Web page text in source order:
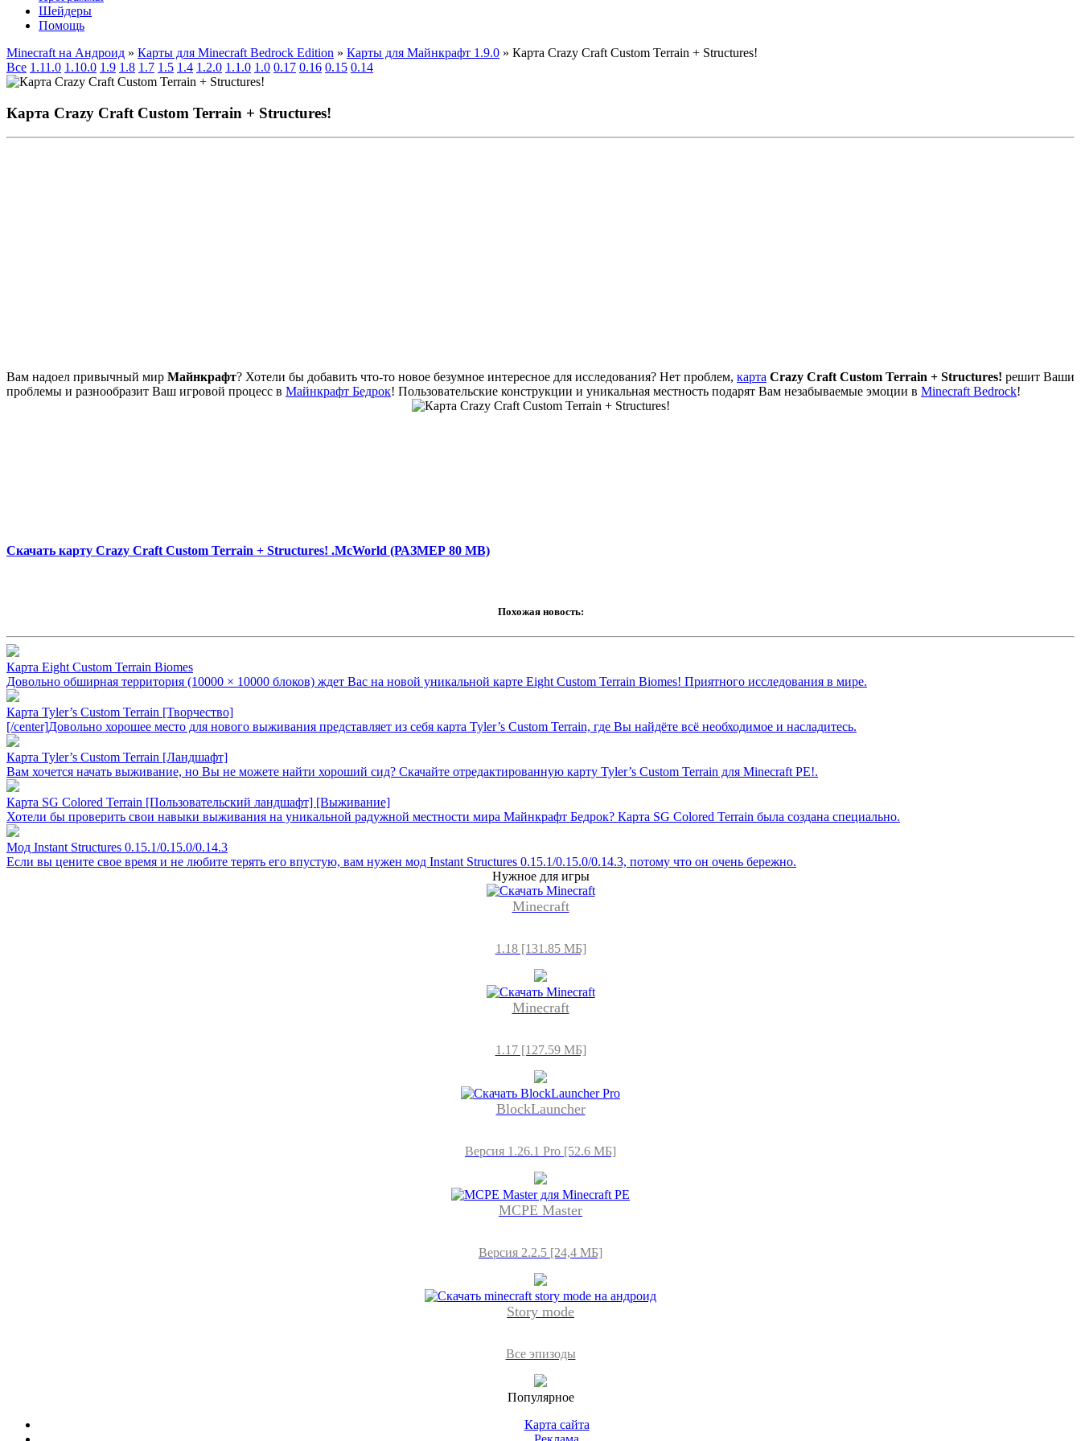
Шейдеры
Помощь
Minecraft на Андроид » Карты для Minecraft Bedrock Edition » Карты для Майнкрафт 1.9.0 » Карта Crazy Craft Custom Terrain + Structures!
Все 1.11.0 1.10.0 1.9 1.8 1.7 1.5 1.4 1.2.0 1.1.0 1.0 0.17 0.16 0.15 0.14
Карта Crazy Craft Custom Terrain + Structures!
Вам надоел привычный мир Майнкрафт? Хотели бы добавить что-то новое безумное интересное для исследования? Нет проблем, карта Crazy Craft Custom Terrain + Structures! решит Ваши
проблемы и разнообразит Ваш игровой процесс в Mайнкрафт Бедрок! Пользовательские конструкции и уникальная местность подарят Вам незабываемые эмоции в Minecraft Bedrock!
Скачать карту Crazy Craft Custom Terrain + Structures! .McWorld (РАЗМЕР 80 MB)
Похожая новость:
Карта Eight Custom Terrain Biomes
Довольно обширная территория (10000 × 10000 блоков) ждет Вас на новой уникальной карте Eight Custom Terrain Biomes! Приятного исследования в мире.
Карта Tyler’s Custom Terrain [Творчество]
[/center]Довольно хорошее место для нового выживания представляет из себя карта Tyler’s Custom Terrain, где Вы найдёте всё необходимое и насладитесь.
Карта Tyler’s Custom Terrain [Ландшафт]
Вам хочется начать выживание, но Вы не можете найти хороший сид? Скачайте отредактированную карту Tyler’s Custom Terrain для Minecraft PE!.
Карта SG Colored Terrain [Пользовательский ландшафт] [Выживание]
Хотели бы проверить свои навыки выживания на уникальной радужной местности мира Майнкрафт Бедрок? Карта SG Colored Terrain была создана специально.
Мод Instant Structures 0.15.1/0.15.0/0.14.3
Если вы цените свое время и не любите терять его впустую, вам нужен мод Instant Structures 0.15.1/0.15.0/0.14.3, потому что он очень бережно.
Нужное для игры
Minecraft
1.18 [131.85 МБ]
Minecraft
1.17 [127.59 МБ]
BlockLauncher
Версия 1.26.1 Pro [52.6 МБ]
MCPE Master
Версия 2.2.5 [24,4 МБ]
Story mode
Все эпизоды
Популярное
Карта сайта